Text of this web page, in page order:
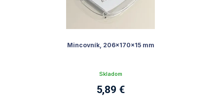
Mincovník, 206x170x15 mm
Skladom
5,89 €